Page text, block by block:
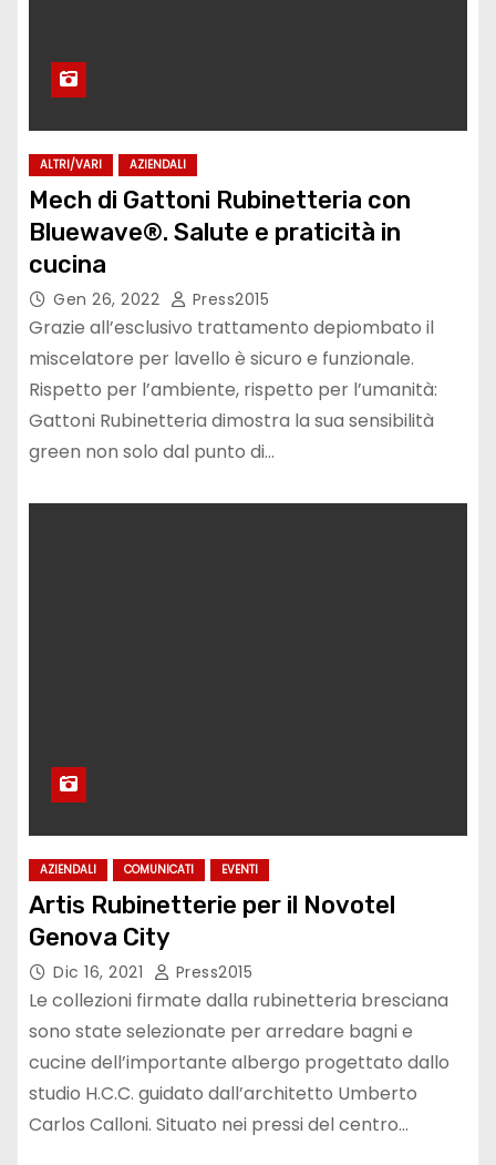
ALTRI/VARI AZIENDALI
Mech di Gattoni Rubinetteria con
Bluewave®. Salute e praticità in
cucina
Gen 26, 2022 Press2015
Grazie all’esclusivo trattamento depiombato il
miscelatore per lavello è sicuro e funzionale.
Rispetto per l’ambiente, rispetto per l’umanità:
Gattoni Rubinetteria dimostra la sua sensibilità
green non solo dal punto di…
AZIENDALI COMUNICATI EVENTI
Artis Rubinetterie per il Novotel
Genova City
Dic 16, 2021 Press2015
Le collezioni firmate dalla rubinetteria bresciana
sono state selezionate per arredare bagni e
cucine dell’importante albergo progettato dallo
studio H.C.C. guidato dall’architetto Umberto
Carlos Calloni. Situato nei pressi del centro…